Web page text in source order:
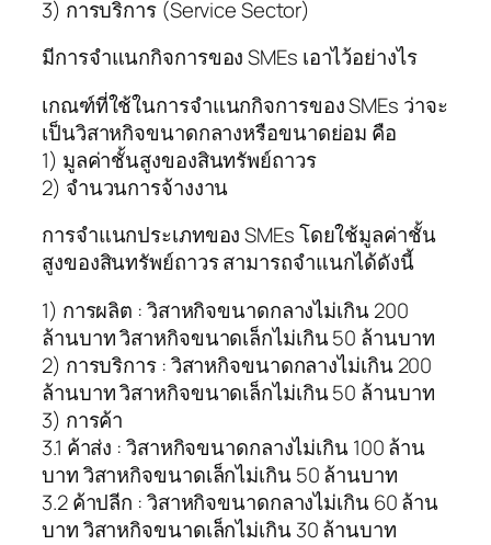
3) การบริการ (Service Sector)
มีการจำแนกกิจการของ SMEs เอาไว้อย่างไร
เกณฑ์ที่ใช้ในการจำแนกกิจการของ SMEs ว่าจะ
เป็นวิสาหกิจขนาดกลางหรือขนาดย่อม คือ
1) มูลค่าชั้นสูงของสินทรัพย์ถาวร
2) จำนวนการจ้างงาน
การจำแนกประเภทของ SMEs โดยใช้มูลค่าชั้น
สูงของสินทรัพย์ถาวร สามารถจำแนกได้ดังนี้
1) การผลิต : วิสาหกิจขนาดกลางไม่เกิน 200
ล้านบาท วิสาหกิจขนาดเล็กไม่เกิน 50 ล้านบาท
2) การบริการ : วิสาหกิจขนาดกลางไม่เกิน 200
ล้านบาท วิสาหกิจขนาดเล็กไม่เกิน 50 ล้านบาท
3) การค้า
3.1 ค้าส่ง : วิสาหกิจขนาดกลางไม่เกิน 100 ล้าน
บาท วิสาหกิจขนาดเล็กไม่เกิน 50 ล้านบาท
3.2 ค้าปลีก : วิสาหกิจขนาดกลางไม่เกิน 60 ล้าน
บาท วิสาหกิจขนาดเล็กไม่เกิน 30 ล้านบาท